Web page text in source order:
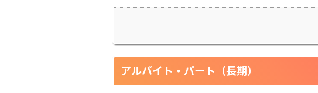
アルバイト・パート（長期）